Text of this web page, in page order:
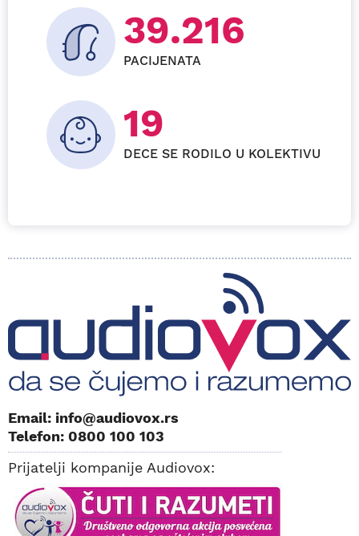
59.856
PACIJENATA
27+
DECE SE RODILO U KOLEKTIVU
Email: info@audiovox.rs
Telefon: 0800 100 103
Prijatelji kompanije Audiovox: